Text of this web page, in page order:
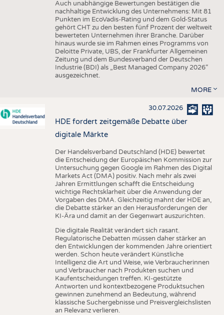
Auch unabhängige Bewertungen bestätigen die
nachhaltige Entwicklung des Unternehmens: Mit 81
Punkten im EcoVadis-Rating und dem Gold-Status
gehört CHT zu den besten fünf Prozent der weltweit
bewerteten Unternehmen ihrer Branche. Darüber
hinaus wurde sie im Rahmen eines Programms von
Deloitte Private, UBS, der Frankfurter Allgemeinen
Zeitung und dem Bundesverband der Deutschen
Industrie (BDI) als „Best Managed Company 2026“
ausgezeichnet.
MORE
30.07.2026
HDE fordert zeitgemäße Debatte über
digitale Märkte
Der Handelsverband Deutschland (HDE) bewertet
die Entscheidung der Europäischen Kommission zur
Untersuchung gegen Google im Rahmen des Digital
Markets Act (DMA) positiv. Nach mehr als zwei
Jahren Ermittlungen schafft die Entscheidung
wichtige Rechtsklarheit über die Anwendung der
Vorgaben des DMA. Gleichzeitig mahnt der HDE an,
die Debatte stärker an den Herausforderungen der
KI-Ära und damit an der Gegenwart auszurichten.
Die digitale Realität verändert sich rasant.
Regulatorische Debatten müssen daher stärker an
den Entwicklungen der kommenden Jahre orientiert
werden. Schon heute verändert Künstliche
Intelligenz die Art und Weise, wie Verbraucherinnen
und Verbraucher nach Produkten suchen und
Kaufentscheidungen treffen. KI-gestützte
Antworten und kontextbezogene Produktsuchen
gewinnen zunehmend an Bedeutung, während
klassische Suchergebnisse und Preisvergleichslisten
an Relevanz verlieren.